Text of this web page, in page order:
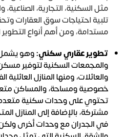
مثل السكنية، التجارية،
تلبية احتياجات سوق العقارات
مستدامة، ومن أهم أنواع التطوير
تطوير عقاري سكني:وهو يشمل
والمجمعات السكنية لتوفير
والعائلات، ومنها المنازل العائلية
خصوصية ومساحة، والمساكن
تحتوي على وحدات سكنية
مشتركة، بالإضافة إلى المنازل
في الجدران مع وحدات أخرى